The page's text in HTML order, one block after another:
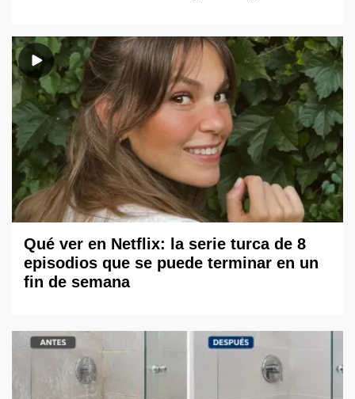
Qué ver en Netflix: la serie turca de 8
episodios que se puede terminar en un
fin de semana